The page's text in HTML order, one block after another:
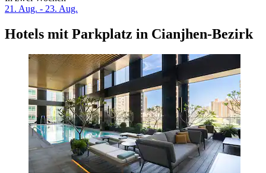
21. Aug. - 23. Aug.
Hotels mit Parkplatz in Cianjhen-Bezirk